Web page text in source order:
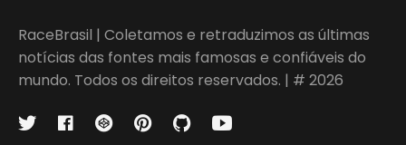
RaceBrasil | Coletamos e retraduzimos as últimas
notícias das fontes mais famosas e confiáveis do
mundo. Todos os direitos reservados. | # 2026